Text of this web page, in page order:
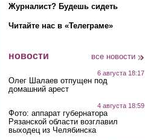
Журналист? Будешь сидеть
Читайте нас в «Телеграме»
новости все новости
6 августа 18:17
Олег Шалаев отпущен под
домашний арест
4 августа 18:59
Фото: аппарат губернатора
Рязанской области возглавил
выходец из Челябинска